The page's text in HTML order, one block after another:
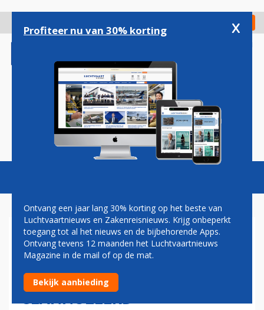
gaan
Check in
Magazine Podcasts Vacatures
STAKING PERSONEEL
LUFTHANSA BEGONNEN,
EERSTE VLUCHTEN
GEANNULEERD
Profiteer nu van 30% korting x
Ontvang een jaar lang 30% korting op het beste van
Luchtvaartnieuws en Zakenreisnieuws. Krijg onbeperkt
toegang tot al het nieuws en de bijbehorende Apps.
Ontvang tevens 12 maanden het Luchtvaartnieuws
Magazine in de mail of op de mat.
Bekijk aanbieding